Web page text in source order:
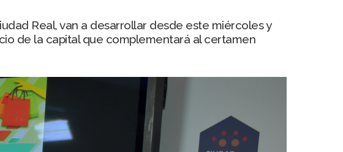
Real, van a desarrollar desde este miércoles y
de la capital que complementará al certamen